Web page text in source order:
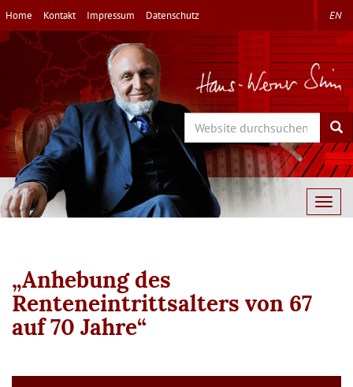
Direkt
zum
Inhalt
Home Kontakt Impressum Datenschutz EN
Search
„Anhebung des
Renteneintrittsalters von 67
auf 70 Jahre“